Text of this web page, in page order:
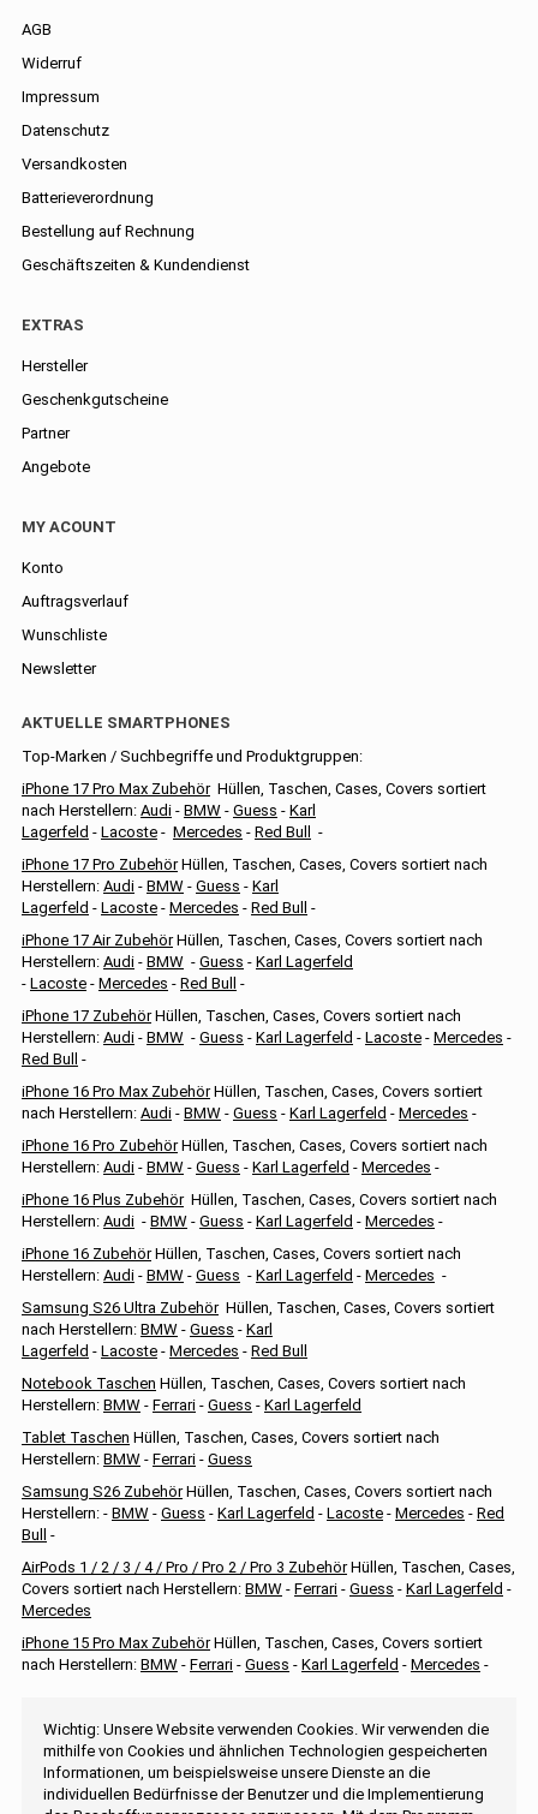
AGB
Widerruf
Impressum
Datenschutz
Versandkosten
Batterieverordnung
Bestellung auf Rechnung
Geschäftszeiten & Kundendienst
EXTRAS
Hersteller
Geschenkgutscheine
Partner
Angebote
MY ACOUNT
Konto
Auftragsverlauf
Wunschliste
Newsletter
AKTUELLE SMARTPHONES
Top-Marken / Suchbegriffe und Produktgruppen:
iPhone 17 Pro Max ZubehörHüllen, Taschen, Cases, Covers sortiert
nach Herstellern: Audi - BMW - Guess - Karl
Lagerfeld - Lacoste - Mercedes - Red Bull
-
iPhone 17 Pro ZubehörHüllen, Taschen, Cases, Covers sortiert nach
Herstellern: Audi - BMW - Guess - Karl
Lagerfeld - Lacoste - Mercedes - Red Bull
-
iPhone 17 Air ZubehörHüllen, Taschen, Cases, Covers sortiert nach
Herstellern: Audi - BMW - Guess - Karl Lagerfeld
- Lacoste - Mercedes - Red Bull
-
iPhone 17 ZubehörHüllen, Taschen, Cases, Covers sortiert nach
Herstellern: Audi - BMW - Guess - Karl Lagerfeld - Lacoste - Mercedes -
Red Bull
-
iPhone 16 Pro Max ZubehörHüllen, Taschen, Cases, Covers sortiert
nach Herstellern: Audi - BMW - Guess - Karl Lagerfeld - Mercedes -
iPhone 16 Pro ZubehörHüllen, Taschen, Cases, Covers sortiert nach
Herstellern: Audi - BMW - Guess - Karl Lagerfeld - Mercedes -
iPhone 16 Plus ZubehörHüllen, Taschen, Cases, Covers sortiert nach
Herstellern: Audi - BMW - Guess - Karl Lagerfeld - Mercedes -
iPhone 16 ZubehörHüllen, Taschen, Cases, Covers sortiert nach
Herstellern: Audi - BMW - Guess - Karl Lagerfeld - Mercedes -
Samsung S26 Ultra ZubehörHüllen, Taschen, Cases, Covers sortiert
nach Herstellern: BMW - Guess - Karl
Lagerfeld - Lacoste - Mercedes - Red Bull
Notebook Taschen Hüllen, Taschen, Cases, Covers sortiert nach
Herstellern: BMW - Ferrari - Guess - Karl Lagerfeld
Tablet Taschen Hüllen, Taschen, Cases, Covers sortiert nach
Herstellern: BMW - Ferrari - Guess
Samsung S26 ZubehörHüllen, Taschen, Cases, Covers sortiert nach
Herstellern: - BMW - Guess - Karl Lagerfeld - Lacoste - Mercedes - Red
Bull
-
AirPods 1 / 2 / 3 / 4 / Pro / Pro 2 / Pro 3 ZubehörHüllen, Taschen, Cases,
Covers sortiert nach Herstellern: BMW - Ferrari - Guess - Karl Lagerfeld -
Mercedes
iPhone 15 Pro Max ZubehörHüllen, Taschen, Cases, Covers sortiert
nach Herstellern: BMW - Ferrari - Guess - Karl Lagerfeld - Mercedes -
Wichtig: Unsere Website verwenden Cookies. Wir verwenden die
mithilfe von Cookies und ähnlichen Technologien gespeicherten
Informationen, um beispielsweise unsere Dienste an die
individuellen Bedürfnisse der Benutzer und die Implementierung